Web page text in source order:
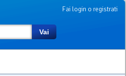
Fai login o registrati
Vai